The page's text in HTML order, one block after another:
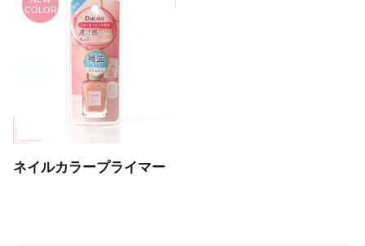
ネイルカラープライマー